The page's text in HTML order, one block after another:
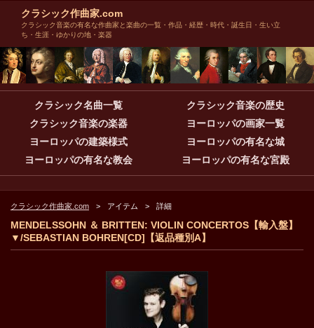
クラシック作曲家.com
クラシック音楽の有名な作曲家と楽曲の一覧・作品・経歴・時代・誕生日・生い立
ち・生涯・ゆかりの地・楽器
クラシック名曲一覧
クラシック音楽の歴史
クラシック音楽の楽器
ヨーロッパの画家一覧
ヨーロッパの建築様式
ヨーロッパの有名な城
ヨーロッパの有名な教会
ヨーロッパの有名な宮殿
クラシック作曲家.com アイテム 詳細
MENDELSSOHN ＆ BRITTEN: VIOLIN CONCERTOS【輸入盤】
▼/SEBASTIAN BOHREN[CD]【返品種別A】